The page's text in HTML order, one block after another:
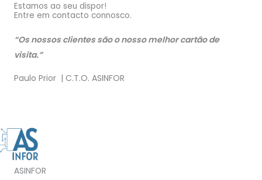
Estamos ao seu dispor!
Entre em contacto connosco.
“Os nossos clientes são o nosso melhor cartão de
visita.”
Paulo Prior | C.T.O. ASINFOR
ASINFOR